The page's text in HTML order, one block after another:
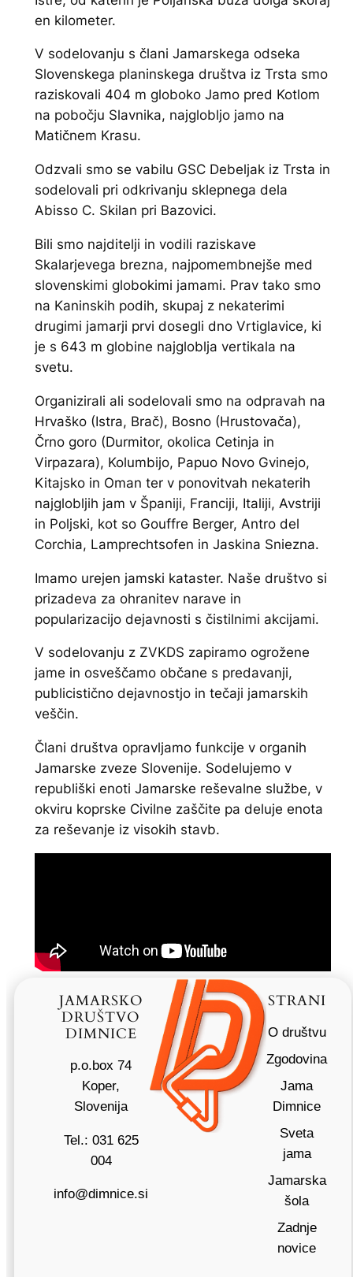
en kilometer.
V sodelovanju s člani Jamarskega odseka
Slovenskega planinskega društva iz Trsta smo
raziskovali 404 m globoko Jamo pred Kotlom
na pobočju Slavnika, najglobljo jamo na
Matičnem Krasu.
Odzvali smo se vabilu GSC Debeljak iz Trsta in
sodelovali pri odkrivanju sklepnega dela
Abisso C. Skilan pri Bazovici.
Bili smo najditelji in vodili raziskave
Skalarjevega brezna, najpomembnejše med
slovenskimi globokimi jamami. Prav tako smo
na Kaninskih podih, skupaj z nekaterimi
drugimi jamarji prvi dosegli dno Vrtiglavice, ki
je s 643 m globine najgloblja vertikala na
svetu.
Organizirali ali sodelovali smo na odpravah na
Hrvaško (Istra, Brač), Bosno (Hrustovača),
Črno goro (Durmitor, okolica Cetinja in
Virpazara), Kolumbijo, Papuo Novo Gvinejo,
Kitajsko in Oman ter v ponovitvah nekaterih
najglobljih jam v Španiji, Franciji, Italiji, Avstriji
in Poljski, kot so Gouffre Berger, Antro del
Corchia, Lamprechtsofen in Jaskina Sniezna.
Imamo urejen jamski kataster. Naše društvo si
prizadeva za ohranitev narave in
popularizacijo dejavnosti s čistilnimi akcijami.
V sodelovanju z ZVKDS zapiramo ogrožene
jame in osveščamo občane s predavanji,
publicistično dejavnostjo in tečaji jamarskih
veščin.
Člani društva opravljamo funkcije v organih
Jamarske zveze Slovenije. Sodelujemo v
republiški enoti Jamarske reševalne službe, v
okviru koprske Civilne zaščite pa deluje enota
za reševanje iz visokih stavb.
JAMARSKO
DRUŠTVO
DIMNICE
p.o.box 74
Koper,
Slovenija
Tel.: 031 625
004
info@dimnice.si
STRANI
O društvu
Zgodovina
Jama
Dimnice
Sveta
jama
Jamarska
šola
Zadnje
novice